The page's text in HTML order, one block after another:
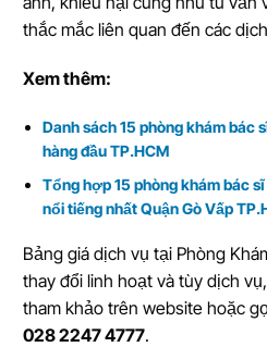
thắc mắc liên quan đến các
Xem thêm:
Danh sách 15 phòng khám bác
hàng đầu TP.HCM
Tổng hợp 15 phòng khám bác
nổi tiếng nhất Quận Gò Vấp
Bảng giá dịch vụ tại Phòng
thay đổi linh hoạt và tùy dịch
tham khảo trên website hoặc
028 2247 4777.